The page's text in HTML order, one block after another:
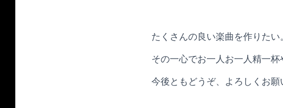
たくさんの良い楽曲を作りたい
その一心でお一人お一人精一杯
今後ともどうぞ、よろしくお願